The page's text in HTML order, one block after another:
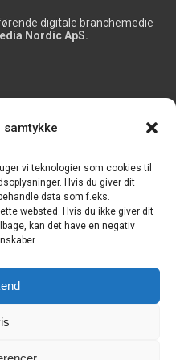
vi teknologier som cookies til
Hvis du giver dit
data som f.eks.
websted. Hvis du ikke giver dit
kan det have en negativ
digitale branchemedie
Nordic ApS.
tilmeldt